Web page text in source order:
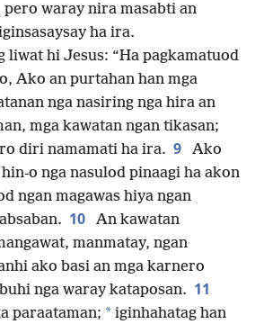
waray nira masabti an
ha ira.
liwat hi Jesus: “Ha pagkamatuod
Ako an purtahan han mga
nga nasiring nga hira an
mga kawatan ngan tikasan;
diri namamati ha ira. 9
Ako
o nga nasulod pinaagi ha akon
ngan magawas hiya ngan
10
An kawatan
manmatay, ngan
ako basi an mga karnero
nga waray kataposan. 11
paraataman; * iginhahatag han